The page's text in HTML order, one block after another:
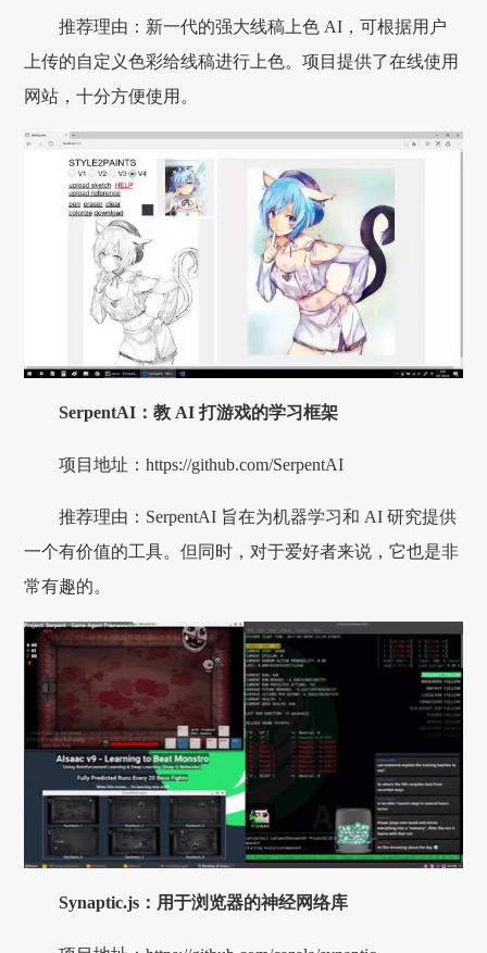
推荐理由：新一代的强大线稿上色 AI，可根据用户
上传的自定义色彩给线稿进行上色。项目提供了在线使用
网站，十分方便使用。
SerpentAI：教 AI 打游戏的学习框架
项目地址：https://github.com/SerpentAI
推荐理由：SerpentAI 旨在为机器学习和 AI 研究提供
一个有价值的工具。但同时，对于爱好者来说，它也是非
常有趣的。
Synaptic.js：用于浏览器的神经网络库